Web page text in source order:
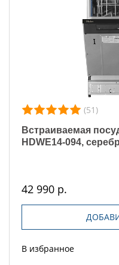
(51)
Встраиваемая
HDWE14-094,
42 990 р.
В избранное